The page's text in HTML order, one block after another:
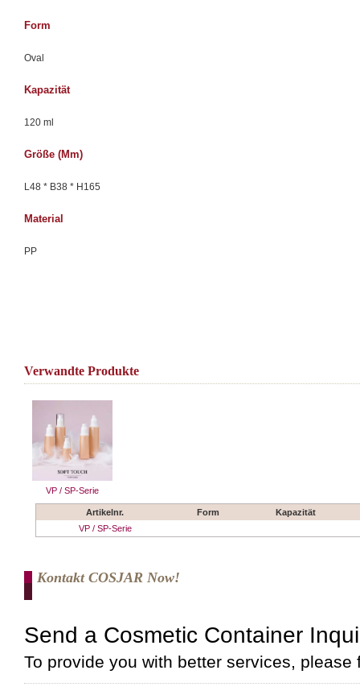
Form
Oval
Kapazität
120 ml
Größe (mm)
L48 * B38 * H165
Material
PP
Verwandte Produkte
VP / SP-Serie
Artikelnr. Form
Kapazität
VP / SP-Serie
Kontakt COSJAR Now!